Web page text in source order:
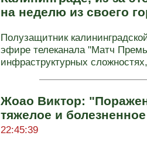
на неделю из своего
Полузащитник
эфире телеканала "Матч
инфраструктурных
Жоао Виктор:
тяжелое и
22:45:39